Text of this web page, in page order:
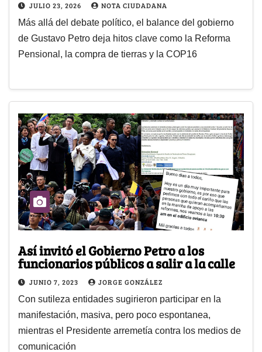
JULIO 23, 2026 NOTA CIUDADANA
Más allá del debate político, el balance del gobierno
de Gustavo Petro deja hitos clave como la Reforma
Pensional, la compra de tierras y la COP16
Así invitó el Gobierno Petro a los
funcionarios públicos a salir a la calle
JUNIO 7, 2023 JORGE GONZÁLEZ
Con sutileza entidades sugirieron participar en la
manifestación, masiva, pero poco espontanea,
mientras el Presidente arremetía contra los medios de
comunicación